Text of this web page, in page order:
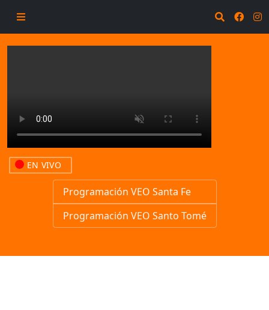
EN VIVO
Programación VEO Santa Fe
Programación VEO Santo Tomé